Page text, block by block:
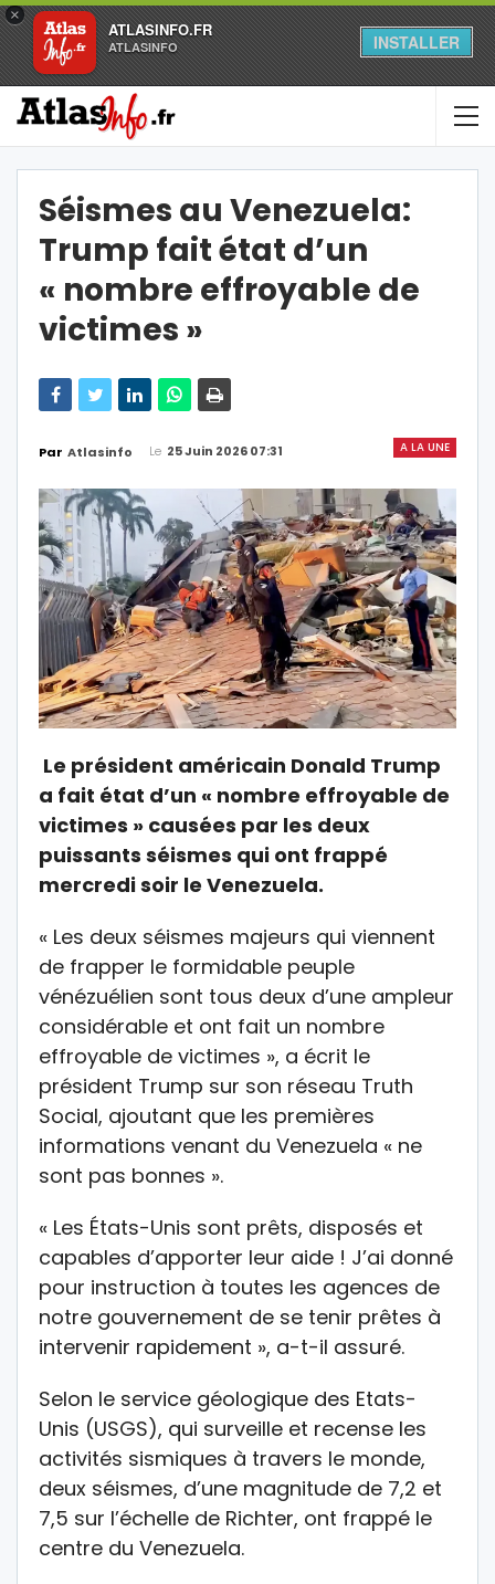
×
ATLASINFO.FR
ATLASINFO INSTALLER
Séismes au Venezuela:
Trump fait état d’un
« nombre effroyable de
victimes »
A LA UNE
Par Atlasinfo Le 25 Juin 2026 07:31
Le président américain Donald Trump
a fait état d’un « nombre effroyable de
victimes » causées par les deux
puissants séismes qui ont frappé
mercredi soir le Venezuela.
« Les deux séismes majeurs qui viennent
de frapper le formidable peuple
vénézuélien sont tous deux d’une ampleur
considérable et ont fait un nombre
effroyable de victimes », a écrit le
président Trump sur son réseau Truth
Social, ajoutant que les premières
informations venant du Venezuela « ne
sont pas bonnes ».
« Les États-Unis sont prêts, disposés et
capables d’apporter leur aide ! J’ai donné
pour instruction à toutes les agences de
notre gouvernement de se tenir prêtes à
intervenir rapidement », a-t-il assuré.
Selon le service géologique des Etats-
Unis (USGS), qui surveille et recense les
activités sismiques à travers le monde,
deux séismes, d’une magnitude de 7,2 et
7,5 sur l’échelle de Richter, ont frappé le
centre du Venezuela.